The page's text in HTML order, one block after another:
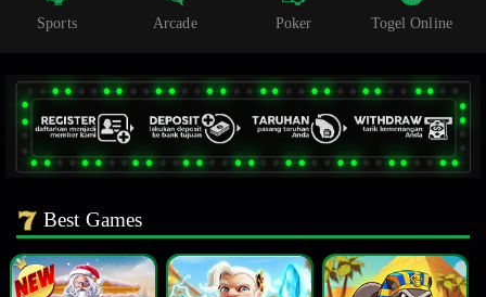
Sports Arcade Poker Togel Online
Best Games